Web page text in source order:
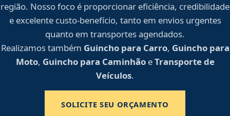
região. Nosso foco é proporcionar eficiência, credibilidade
e excelente custo-benefício, tanto em envios urgentes
quanto em transportes agendados.
Realizamos também Guincho para Carro, Guincho para
Moto, Guincho para CaminhãoeTransporte de
Veículos.
SOLICITE SEU ORÇAMENTO